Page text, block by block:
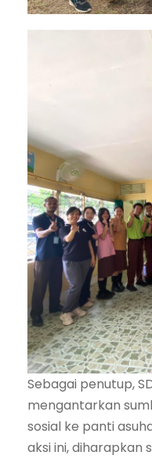
Sebagai penutup,
mengantarkan
sosial ke panti
aksi ini, diharapkan